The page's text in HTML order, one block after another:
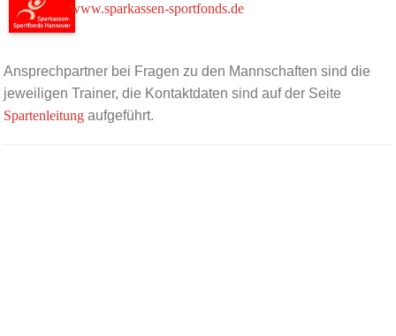
www.sparkassen-sportfonds.de
Ansprechpartner bei Fragen zu den Mannschaften sind die
jeweiligen Trainer, die Kontaktdaten sind auf der Seite
Spartenleitung aufgeführt.